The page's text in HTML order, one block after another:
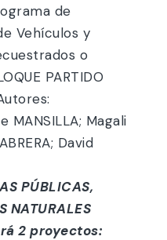
de
Vehículos y
o
PARTIDO
MANSILLA; Magali
David
PÚBLICAS,
NATURALES
2 proyectos: